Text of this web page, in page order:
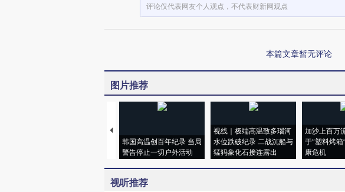
评论仅代表网友个人观点，不代表财新网观点
本篇文章暂无评论
图片推荐
韩国高温创百年纪录 当局
警告停止一切户外活动
视线｜极端高温致多瑙河
水位跌破纪录 二战沉船与
猛犸象化石接连露出
加沙上百万
于“塑料烤箱
康危机
视听推荐